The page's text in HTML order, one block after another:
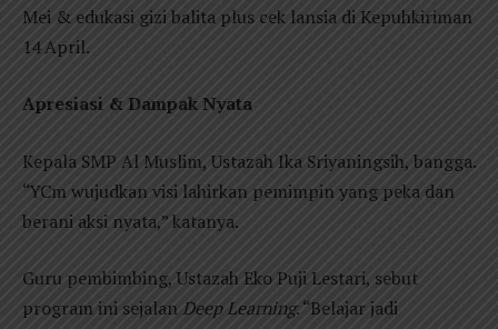
Mei & edukasi gizi balita plus cek lansia di Kepuhkiriman
14 April.
Apresiasi & Dampak Nyata
Kepala SMP Al Muslim, Ustazah Ika Sriyaningsih, bangga.
“YCm wujudkan visi lahirkan pemimpin yang peka dan
berani aksi nyata,” katanya.
Guru pembimbing, Ustazah Eko Puji Lestari, sebut
program ini sejalanDeep Learning. “Belajar jadi